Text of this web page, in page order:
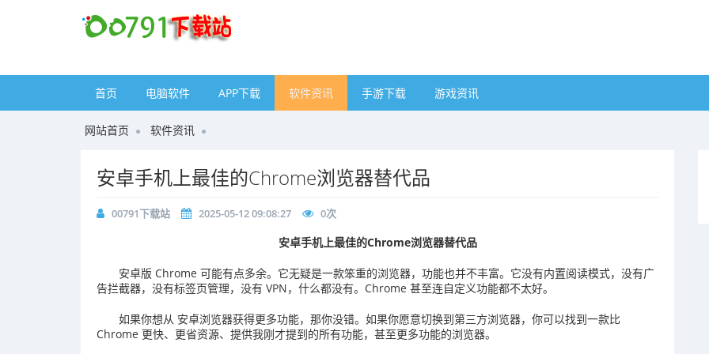
首页 电脑软件 APP下载 软件资讯 手游下载 游戏资讯
网站首页 软件资讯
安卓手机上最佳的Chrome浏览器替代品
00791下载站 2025-05-12 09:08:27 0次
安卓手机上最佳的Chrome浏览器替代品
安卓版 Chrome 可能有点多余。它无疑是一款笨重的浏览器，功能也并不丰富。它没有内置阅读模式，没有广
告拦截器，没有标签页管理，没有 VPN，什么都没有。Chrome 甚至连自定义功能都不太好。
如果你想从 安卓浏览器获得更多功能，那你没错。如果你愿意切换到第三方浏览器，你可以找到一款比
Chrome 更快、更省资源、提供我刚才提到的所有功能，甚至更多功能的浏览器。